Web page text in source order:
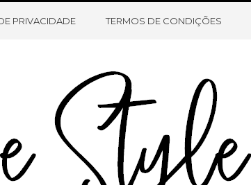
HOME SOBRE O BLOG CONTATO
PRIVACIDADE TERMOS DE CONDIÇÕES